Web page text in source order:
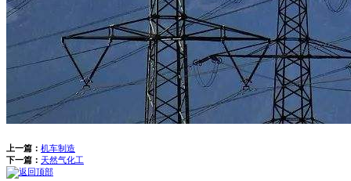
上一篇： 机车制造
下一篇： 天然气化工